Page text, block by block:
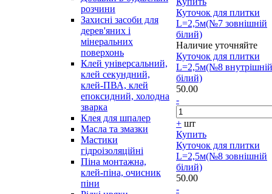
розчини
Захисні засоби для
дерев'яних і
мінеральних
поверхонь
Клей універсальний,
клей секундний,
клей-ПВА, клей
епоксидний, холодна
зварка
Клея для шпалер
Масла та змазки
Мастики
гідроізоляційні
Піна монтажна,
клей-піна, очисник
піни
Куточок для плитки
L=2,5м(№7 зовнішній
білий)
Наличие уточняйте
Куточок для плитки
L=2,5м(№8 внутрішній
білий)
50.00
-
+ шт
Купить
Куточок для плитки
L=2,5м(№8 зовнішній
білий)
50.00
-